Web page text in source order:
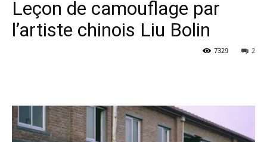
Leçon de camouflage par
l’artiste chinois Liu Bolin
2
7329